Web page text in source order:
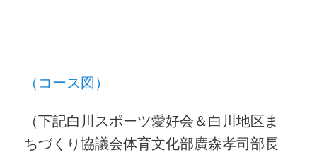
（コース図）
（下記白川スポーツ愛好会＆白川地区ま
ちづくり協議会体育文化部廣森孝司部長